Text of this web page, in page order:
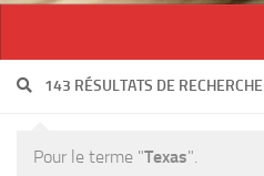
143 RÉSULTATS DE RECHERCHE
Pour le terme "Texas".